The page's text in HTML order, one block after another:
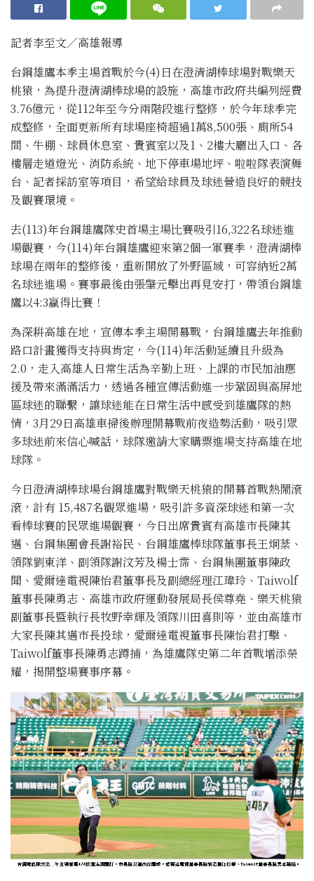
記者李至文／高雄報導
台鋼雄鷹本季主場首戰於今(4)日在澄清湖棒球場對戰樂天
桃猿，為提升澄清湖棒球場的設施，高雄市政府共編列經費
3.76億元，從112年至今分兩階段進行整修，於今年球季完
成整修，全面更新所有球場座椅超過1萬8,500張、廁所54
間、牛棚、球員休息室、貴賓室以及1、2樓大廳出入口、各
樓層走道燈光、消防系統、地下停車場地坪、啦啦隊表演舞
台、記者採訪室等項目，希望給球員及球迷營造良好的競技
及觀賽環境。
去(113)年台鋼雄鷹隊史首場主場比賽吸引16,322名球迷進
場觀賽，今(114)年台鋼雄鷹迎來第2個一軍賽季，澄清湖棒
球場在兩年的整修後，重新開放了外野區域，可容納近2萬
名球迷進場。賽事最後由張肇元擊出再見安打，帶領台鋼雄
鷹以4:3贏得比賽！
為深耕高雄在地，宣傳本季主場開幕戰，台鋼雄鷹去年推動
路口計畫獲得支持與肯定，今(114)年活動延續且升級為
2.0，走入高雄人日常生活為辛勤上班、上課的市民加油應
援及帶來滿滿活力，透過各種宣傳活動進一步鞏固與高屏地
區球迷的聯繫，讓球迷能在日常生活中感受到雄鷹隊的熱
情，3月29日高雄車掃後辦理開幕戰前夜造勢活動，吸引眾
多球迷前來信心喊話，球隊邀請大家購票進場支持高雄在地
球隊。
今日澄清湖棒球場台鋼雄鷹對戰樂天桃猿的開幕首戰熱鬧滾
滾，計有 15,487名觀眾進場，吸引許多資深球迷和第一次
看棒球賽的民眾進場觀賽，今日出席貴賓有高雄市長陳其
邁、台鋼集團會長謝裕民、台鋼雄鷹棒球隊董事長王炯棻、
領隊劉東洋、副領隊謝汶芳及楊士霈、台鋼集團董事陳政
聞、愛爾達電視陳怡君董事長及副總經理江瑋玲、Taiwolf
董事長陳勇志、高雄市政府運動發展局長侯尊堯、樂天桃猿
副董事長暨執行長牧野幸輝及領隊川田喜則等，並由高雄市
大家長陳其邁市長投球，愛爾達電視董事長陳怡君打擊、
Taiwolf董事長陳勇志蹲捕，為雄鷹隊史第二年首戰增添榮
耀，揭開整場賽事序幕。